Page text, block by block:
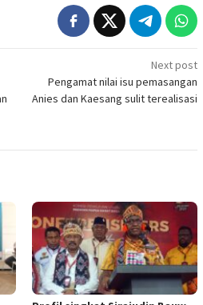
Next post
Pengamat nilai isu pemasangan
Anies dan Kaesang sulit terealisasi